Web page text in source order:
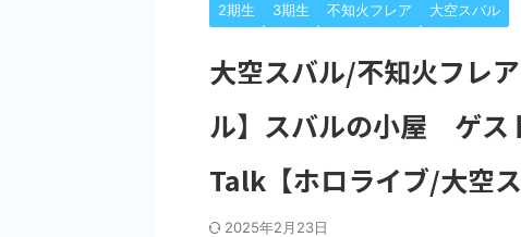
2期生 3期生 不知火フレア 大空スバル
大空スバル/不知火フレ
ル】スバルの小屋 ゲス
Talk【ホロライブ/大空ス
2025年2月23日